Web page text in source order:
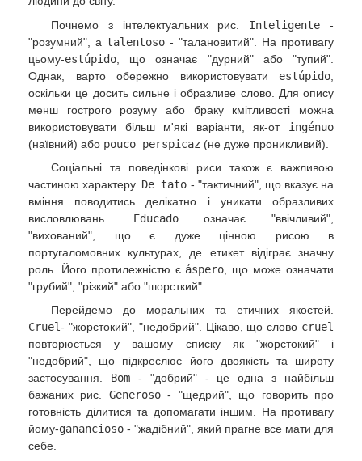
Почнемо з інтелектуальних рис. Inteligente -
"розумний", а talentoso - "талановитий". На противагу
цьому-estúpido , що означає "дурний" або "тупий".
Однак, варто обережно використовувати estúpido
оскільки це досить сильне і образливе слово. Для опису
менш гострого розуму або браку кмітливості можна
використовувати більш м'які варіанти, як-от ingénuo
(наївний) або pouco perspicaz (не дуже проникливий).
Соціальні та поведінкові риси також є важливою
частиною характеру. De tato - "тактичний", що вказує на
вміння поводитись делікатно і уникати образливих
висловлювань. Educadoозначає "ввічливий",
"вихований", що є дуже цінною рисою в
португаломовних культурах, де етикет відіграє значну
роль. Його протилежністю є áspero , що може означати
"грубий", "різкий" або "шорсткий".
Перейдемо до моральних та етичних якостей.
Cruel- "жорстокий", "недобрий". Цікаво, що слово cruel
повторюється у вашому списку як "жорстокий" і
"недобрий", що підкреслює його двоякість та широту
застосування. Bom- "добрий" - це одна з найбільш
бажаних рис. Generoso- "щедрий", що говорить про
готовність ділитися та допомагати іншим. На противагу
йому-ganancioso - "жадібний", який прагне все мати для
себе.